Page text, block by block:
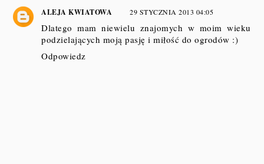
ALEJA KWIATOWA 29 STYCZNIA 2013 04:05
Dlatego mam niewielu znajomych w moim wieku
podzielających moją pasję i miłość do ogrodów :)
Odpowiedz